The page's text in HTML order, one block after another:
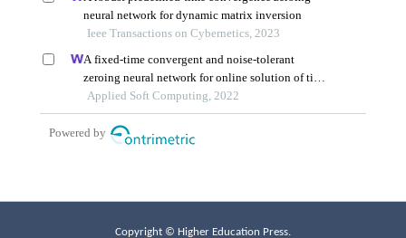
Copyright © Higher Education Press.